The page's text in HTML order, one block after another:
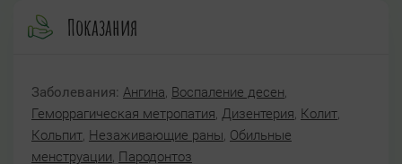
Показания
Заболевания: Ангина, Воспаление десен,
Геморрагическая метропатия, Дизентерия, Колит,
Кольпит, Незаживающие раны, Обильные
менструации, Пародонтоз